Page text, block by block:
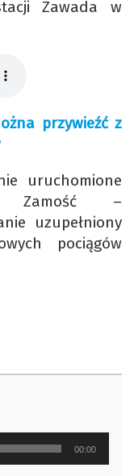
Zawada w
przywieźć z
uruchomione
Zamość –
uzupełniony
pociągów
00:00